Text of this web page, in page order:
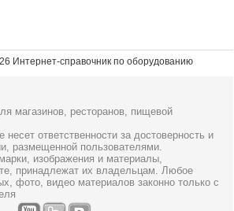
Интернет-справочник по оборудованию
магазинов, ресторанов, пищевой
ответственности за достоверность и
размещенной пользователями.
изображения и материалы,
принадлежат их владельцам. Любое
фото, видео материалов законно только с